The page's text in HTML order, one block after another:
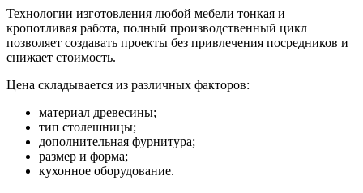
Технологии изготовления любой мебели тонкая и
кропотливая работа, полный производственный цикл
позволяет создавать проекты без привлечения посредников и
снижает стоимость.
Цена складывается из различных факторов:
материал древесины;
тип столешницы;
дополнительная фурнитура;
размер и форма;
кухонное оборудование.